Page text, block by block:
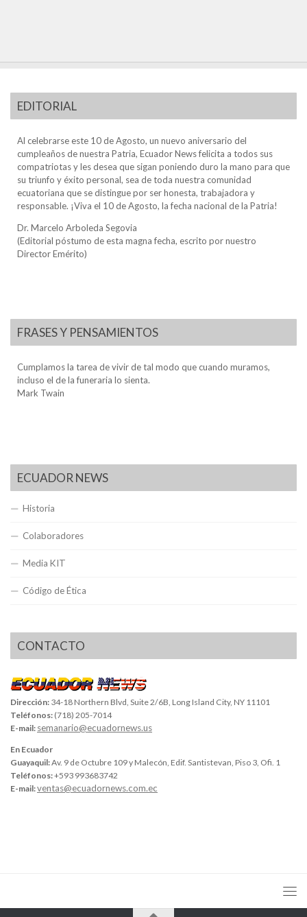
EDITORIAL
Al celebrarse este 10 de Agosto, un nuevo aniversario del
cumpleaños de nuestra Patria, Ecuador News felicita a todos sus
compatriotas y les desea que sigan poniendo duro la mano para que
su triunfo y éxito personal, sea de toda nuestra comunidad
ecuatoriana que se distingue por ser honesta, trabajadora y
responsable. ¡Viva el 10 de Agosto, la fecha nacional de la Patria!
Dr. Marcelo Arboleda Segovia
(Editorial póstumo de esta magna fecha, escrito por nuestro
Director Emérito)
FRASES Y PENSAMIENTOS
Cumplamos la tarea de vivir de tal modo que cuando muramos,
incluso el de la funeraria lo sienta.
Mark Twain
ECUADOR NEWS
Historia
Colaboradores
Media KIT
Código de Ética
CONTACTO
Dirección: 34-18 Northern Blvd, Suite 2/6B, Long Island City, NY 11101
Teléfonos: (718) 205-7014
E-mail: semanario@ecuadornews.us
En Ecuador
Guayaquil:Av. 9 de Octubre 109 y Malecón, Edif. Santistevan, Piso 3, Ofi. 1
Teléfonos:+593 993683742
E-mail:ventas@ecuadornews.com.ec